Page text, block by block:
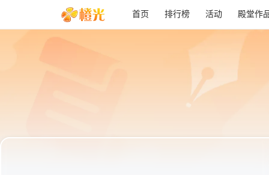
首页 排行榜 活动 殿堂作